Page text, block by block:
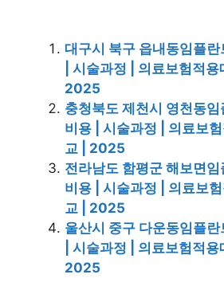
대구시 북구 읍내동임플
| 시술과정 | 의료보험적용
2025
충청북도 제천시 영천동임
비용 | 시술과정 | 의료보
교 | 2025
전라남도 함평군 해보면임
비용 | 시술과정 | 의료보
교 | 2025
울산시 중구 다운동임플
| 시술과정 | 의료보험적용
2025